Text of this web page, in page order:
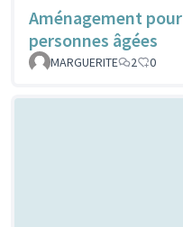
Aménagement pour
personnes âgées
MARGUERITE
2 0